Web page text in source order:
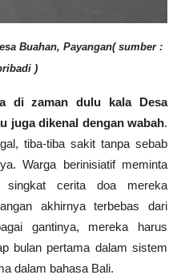
Buahan, Payangan( sumber :
)
di zaman dulu kala Desa
juga dikenal dengan wabah.
tiba-tiba sakit tanpa sebab
Warga berinisiatif meminta
singkat cerita doa mereka
akhirnya terbebas dari
gantinya, mereka harus
bulan pertama dalam sistem
dalam bahasa Bali.